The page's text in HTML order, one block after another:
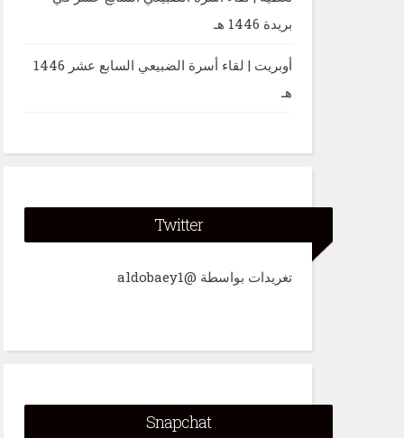
بريدة 1446 هـ
أوبريت | لقاء أسرة الضبيعي السابع عشر 1446
هـ
Twitter
تغريدات بواسطة @aldobaey1
Snapchat